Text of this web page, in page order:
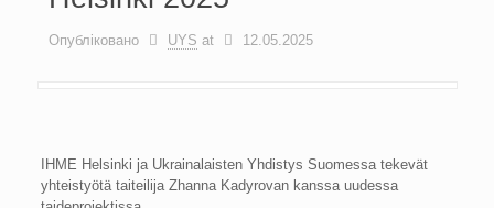
Опубліковано UYS at 12.05.2025
IHME Helsinki ja Ukrainalaisten Yhdistys Suomessa tekevät
yhteistyötä taiteilija Zhanna Kadyrovan kanssa uudessa